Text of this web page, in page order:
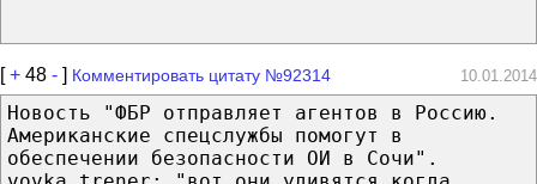
[+ 48 - ] Комментировать цитату №92314 10.01.2014
Новость "ФБР отправляет агентов в Россию.
Американские спецслужбы помогут в
обеспечении безопасности ОИ в Сочи".